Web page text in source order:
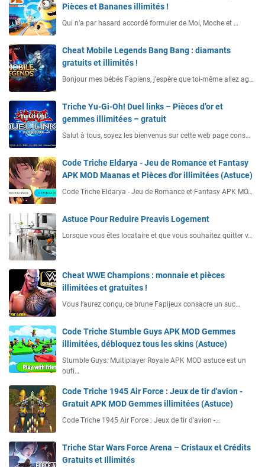
Pièces et Bananes illimités !
Qui n’a par hasard accordé formuler de Moi, Moche et …
Cheat Mobile Legends Bang Bang : diamants
gratuits et illimités !
Bonjour mes bébés Fapiens, j’espère que toi-même allez ag…
Triche Yu-Gi-Oh! Duel links – Pièces d’or et
gemmes illimitées – gratuit
Salut à tous, soyez les bienvenus sur cette web page cons…
Code Triche Eldarya - Jeu de Romance et Fantasy
APK MOD Maanas et Pièces d'or illimitées (Astuce)
Code Triche Eldarya - Jeu de Romance et Fantasy APK MO…
Astuce Pour Reduire Preavis Logement
Lorsque vous êtes locataire et que vous souhaitez quitter v…
Cheat WWE Champions : monnaie et pièces
illimitées et gratuites !
Vous l’aurez conçu, ce brune Fapijeux consacre un suc…
Code Triche Stumble Guys APK MOD Gemmes
illimitées, débloquez tous les skins (Astuce)
Stumble Guys: Multiplayer Royale APK MOD astuce est un
outi…
Code Triche 1945 Air Force : Jeux de tir d'avion -
Gratuit APK MOD Gemmes illimitées (Astuce)
Code Triche 1945 Air Force : Jeux de tir d'avion -…
Triche Star Wars Force Arena – Cristaux et Crédits
Gratuits et Illimités